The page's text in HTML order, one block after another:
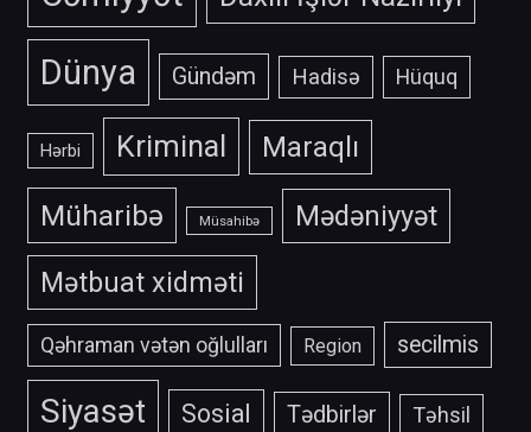
Dünya Gündəm Hadisə Hüquq
Hərbi Kriminal Maraqlı
Müharibə Müsahibə
Mədəniyyət
Mətbuat xidməti
Qəhraman vətən oğlulları Region secilmis
Siyasət Sosial Tədbirlər Təhsil